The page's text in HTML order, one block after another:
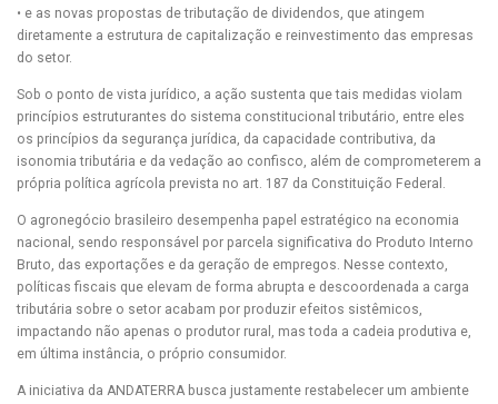
• e as novas propostas de tributação de dividendos, que atingem
diretamente a estrutura de capitalização e reinvestimento das empresas
do setor.
Sob o ponto de vista jurídico, a ação sustenta que tais medidas violam
princípios estruturantes do sistema constitucional tributário, entre eles
os princípios da segurança jurídica, da capacidade contributiva, da
isonomia tributária e da vedação ao confisco, além de comprometerem a
própria política agrícola prevista no art. 187 da Constituição Federal.
O agronegócio brasileiro desempenha papel estratégico na economia
nacional, sendo responsável por parcela significativa do Produto Interno
Bruto, das exportações e da geração de empregos. Nesse contexto,
políticas fiscais que elevam de forma abrupta e descoordenada a carga
tributária sobre o setor acabam por produzir efeitos sistêmicos,
impactando não apenas o produtor rural, mas toda a cadeia produtiva e,
em última instância, o próprio consumidor.
A iniciativa da ANDATERRA busca justamente restabelecer um ambiente